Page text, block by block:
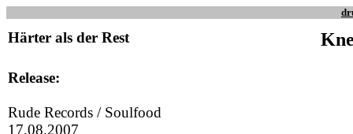
Härter als der Rest
Release:
Rude Records / Soulfood
17.08.2007